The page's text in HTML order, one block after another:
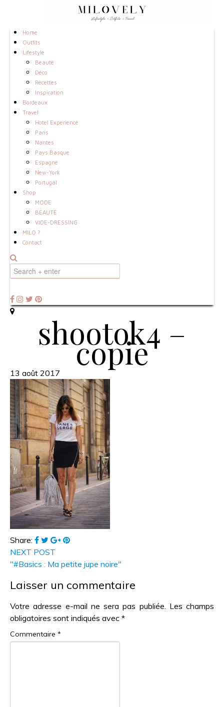
Home
Outfits
Lifestyle
Beauté
Déco
Recettes
Inspiration
Bordeaux
Travel
Hotel Experience
Paris
Nantes
Pays Basque
Espagne
New-York
Portugal
Shop
MODE
BEAUTÉ
VIDE-DRESSING
MILO ?
Contact
shootok4 –
copie
13 août 2017
Share:
NEXT POST
"#Basics : Ma petite jupe noire"
Laisser un commentaire
Votre adresse e-mail ne sera pas publiée. Les champs
obligatoires sont indiqués avec *
Commentaire *